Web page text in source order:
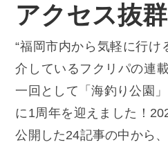
アクセス抜群
“福岡市内から気軽に行け
介しているフクリパの連
一回として「海釣り公園
に1周年を迎えました！
公開した24記事の中から